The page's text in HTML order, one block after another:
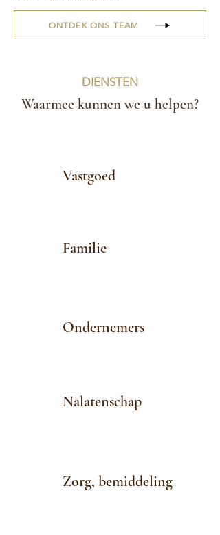
ONTDEK ONS TEAM
DIENSTEN
Waarmee kunnen we u helpen?
Vastgoed
Familie
Ondernemers
Nalatenschap
Zorg, bemiddeling